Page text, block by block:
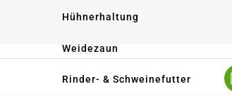
Hühnerhaltung
Weidezaun
Rinder- & Schweinefutter